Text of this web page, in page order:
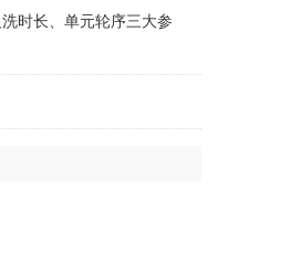
时长、单元轮序三大参